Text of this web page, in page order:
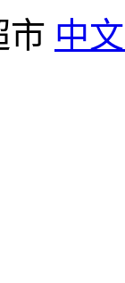
市 中